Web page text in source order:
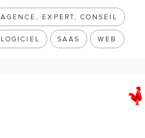
AGENCE, EXPERT, CONSEIL
LOGICIEL SAAS WEB